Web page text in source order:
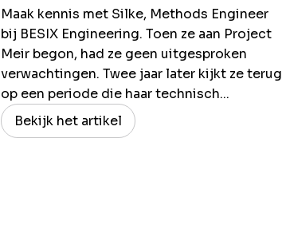
Maak kennis met Silke, Methods Engineer
bij BESIX Engineering. Toen ze aan Project
Meir begon, had ze geen uitgesproken
verwachtingen. Twee jaar later kijkt ze terug
op een periode die haar technisch...
Bekijk het artikel